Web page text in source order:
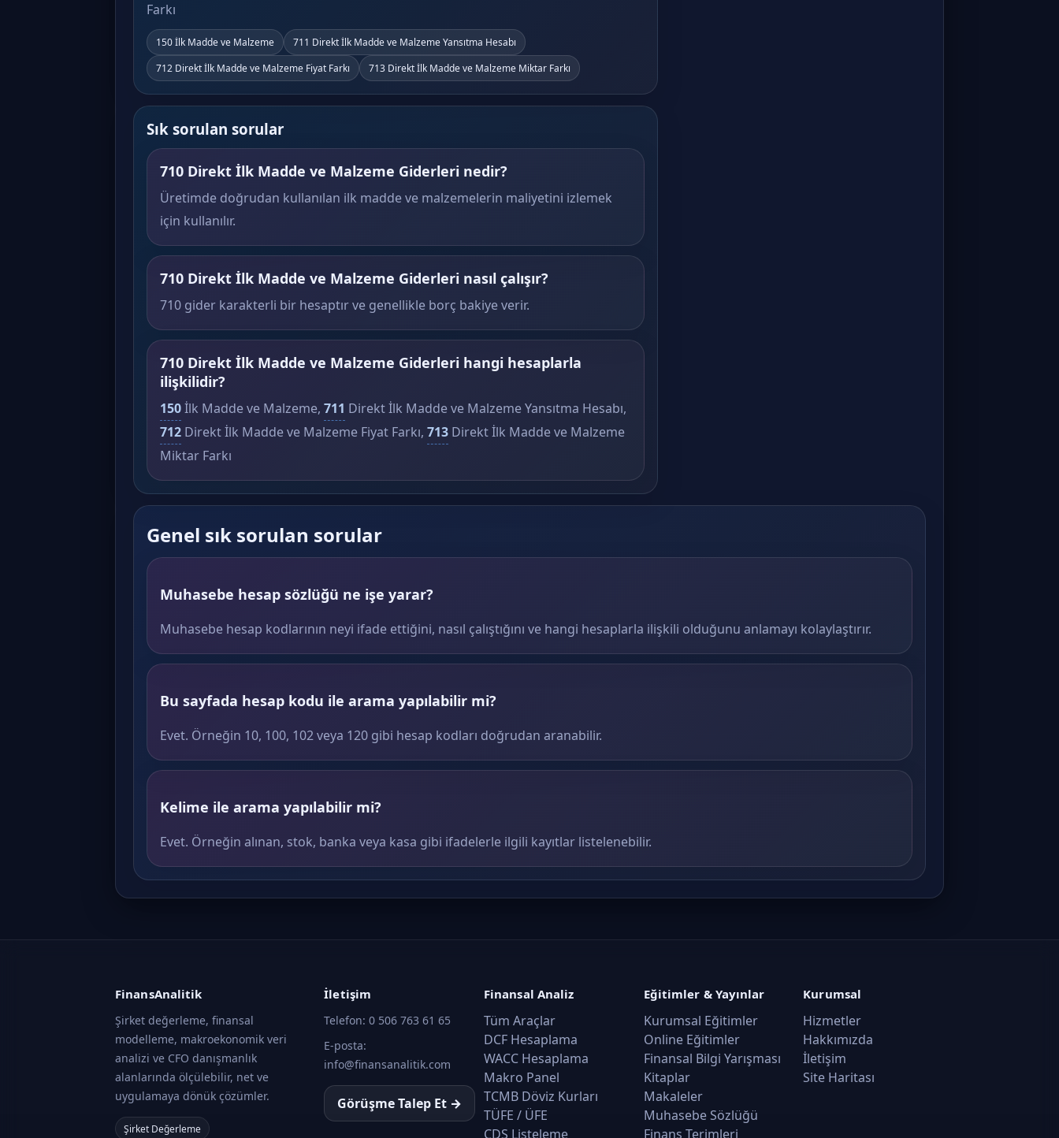
Farkı
150 İlk Madde ve Malzeme
711 Direkt İlk Madde ve Malzeme Yansıtma Hesabı
712 Direkt İlk Madde ve Malzeme Fiyat Farkı
713 Direkt İlk Madde ve Malzeme Miktar Farkı
Sık sorulan sorular
710 Direkt İlk Madde ve Malzeme Giderleri nedir?
Üretimde doğrudan kullanılan ilk madde ve malzemelerin maliyetini izlemek
için kullanılır.
710 Direkt İlk Madde ve Malzeme Giderleri nasıl çalışır?
710 gider karakterli bir hesaptır ve genellikle borç bakiye verir.
710 Direkt İlk Madde ve Malzeme Giderleri hangi hesaplarla
ilişkilidir?
150İlk Madde ve Malzeme, 711 Direkt İlk Madde ve Malzeme Yansıtma Hesabı,
712 Direkt İlk Madde ve Malzeme Fiyat Farkı, 713 Direkt İlk Madde ve Malzeme
Miktar Farkı
Genel sık sorulan sorular
Muhasebe hesap sözlüğü ne işe yarar?
Muhasebe hesap kodlarının neyi ifade ettiğini, nasıl çalıştığını ve hangi hesaplarla ilişkili olduğunu anlamayı kolaylaştırır.
Bu sayfada hesap kodu ile arama yapılabilir mi?
Evet. Örneğin 10, 100, 102 veya 120 gibi hesap kodları doğrudan aranabilir.
Kelime ile arama yapılabilir mi?
Evet. Örneğin alınan, stok, banka veya kasa gibi ifadelerle ilgili kayıtlar listelenebilir.
FinansAnalitik
Şirket değerleme, finansal
modelleme, makroekonomik veri
analizi ve CFO danışmanlık
alanlarında ölçülebilir, net ve
uygulamaya dönük çözümler.
Şirket Değerleme
İletişim
Telefon:0 506 763 61 65
E-posta:
info@finansanalitik.com
Görüşme Talep Et →
Finansal Analiz
Tüm Araçlar
DCF Hesaplama
WACC Hesaplama
Makro Panel
TCMB Döviz Kurları
TÜFE / ÜFE
CDS Listeleme
Eğitimler & Yayınlar
Kurumsal Eğitimler
Online Eğitimler
Finansal Bilgi Yarışması
Kitaplar
Makaleler
Muhasebe Sözlüğü
Finans Terimleri
Kurumsal
Hizmetler
Hakkımızda
İletişim
Site Haritası